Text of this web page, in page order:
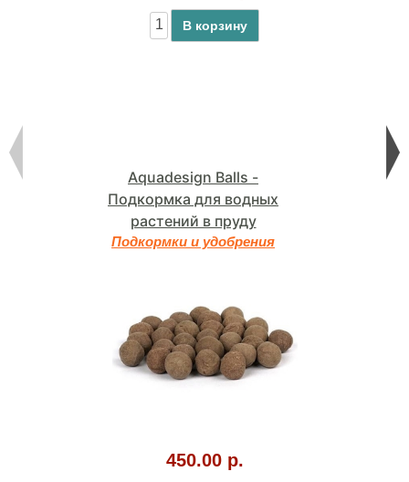
В корзину
Aquadesign Balls -
Подкормка для водных
растений в пруду
Подкормки и удобрения
450.00 р.